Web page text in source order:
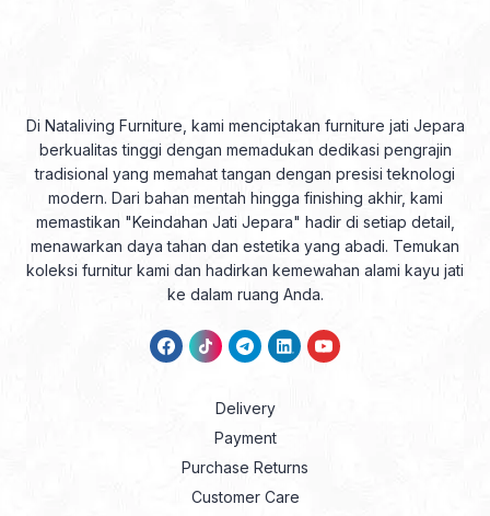
Di Nataliving Furniture, kami menciptakan furniture jati Jepara
berkualitas tinggi dengan memadukan dedikasi pengrajin
tradisional yang memahat tangan dengan presisi teknologi
modern. Dari bahan mentah hingga finishing akhir, kami
memastikan "Keindahan Jati Jepara" hadir di setiap detail,
menawarkan daya tahan dan estetika yang abadi. Temukan
koleksi furnitur kami dan hadirkan kemewahan alami kayu jati
ke dalam ruang Anda.
Delivery
Payment
Purchase Returns
Customer Care